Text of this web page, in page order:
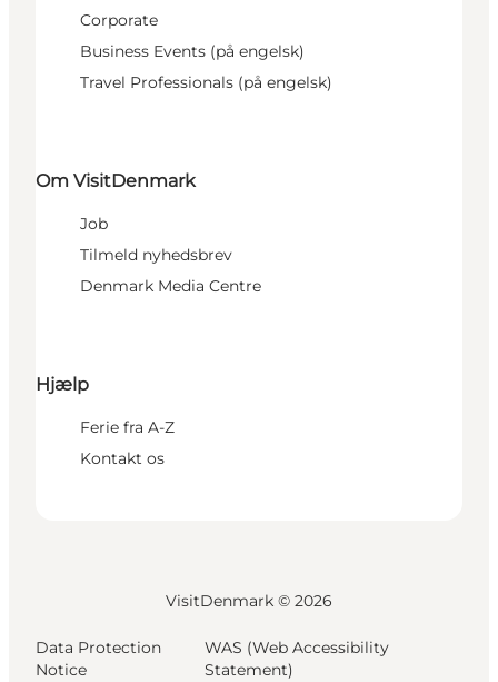
Corporate
Business Events (på engelsk)
Travel Professionals (på engelsk)
Om VisitDenmark
Job
Tilmeld nyhedsbrev
Denmark Media Centre
Hjælp
Ferie fra A-Z
Kontakt os
VisitDenmark © 2026
Data Protection
Notice
WAS (Web Accessibility
Statement)